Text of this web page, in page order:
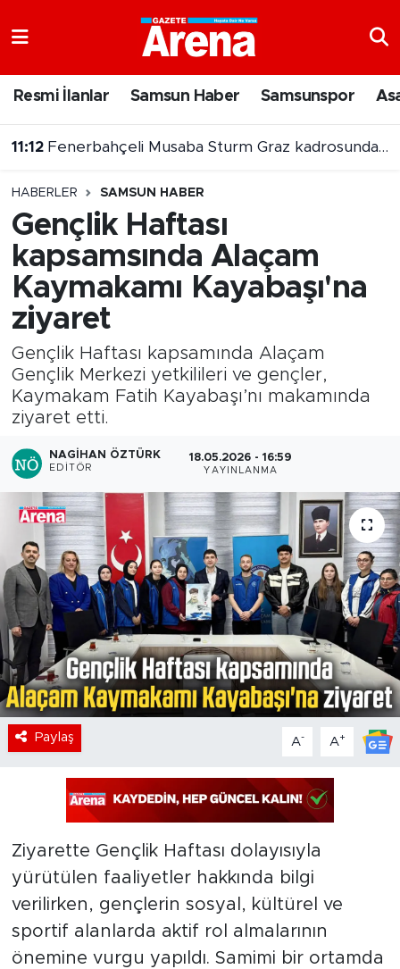
Resmi İlanlar Samsun Haber Samsunspor
11:12 Fenerbahçeli Musaba Sturm Graz kadrosunda yok
HABERLER SAMSUN HABER
Gençlik Haftası
kapsamsında Alaçam
Kaymakamı Kayabaşı'na
ziyaret
Gençlik Haftası kapsamında Alaçam
Gençlik Merkezi yetkilileri ve gençler,
Kaymakam Fatih Kayabaşı’nı makamında
ziyaret etti.
NAGIHAN ÖZTÜRK
EDITÖR
18.05.2026 - 16:59
YAYINLANMA
Paylaş A- A+
Ziyarette Gençlik Haftası dolayısıyla
yürütülen faaliyetler hakkında bilgi
verilirken, gençlerin sosyal, kültürel ve
sportif alanlarda aktif rol almalarının
önemine vurgu yapıldı. Samimi bir ortamda
Samsun Namaz Vakitleri
Süper Lig Puan Durumu ve Fikstür
Tüm Manşetler
Haber Arşivi